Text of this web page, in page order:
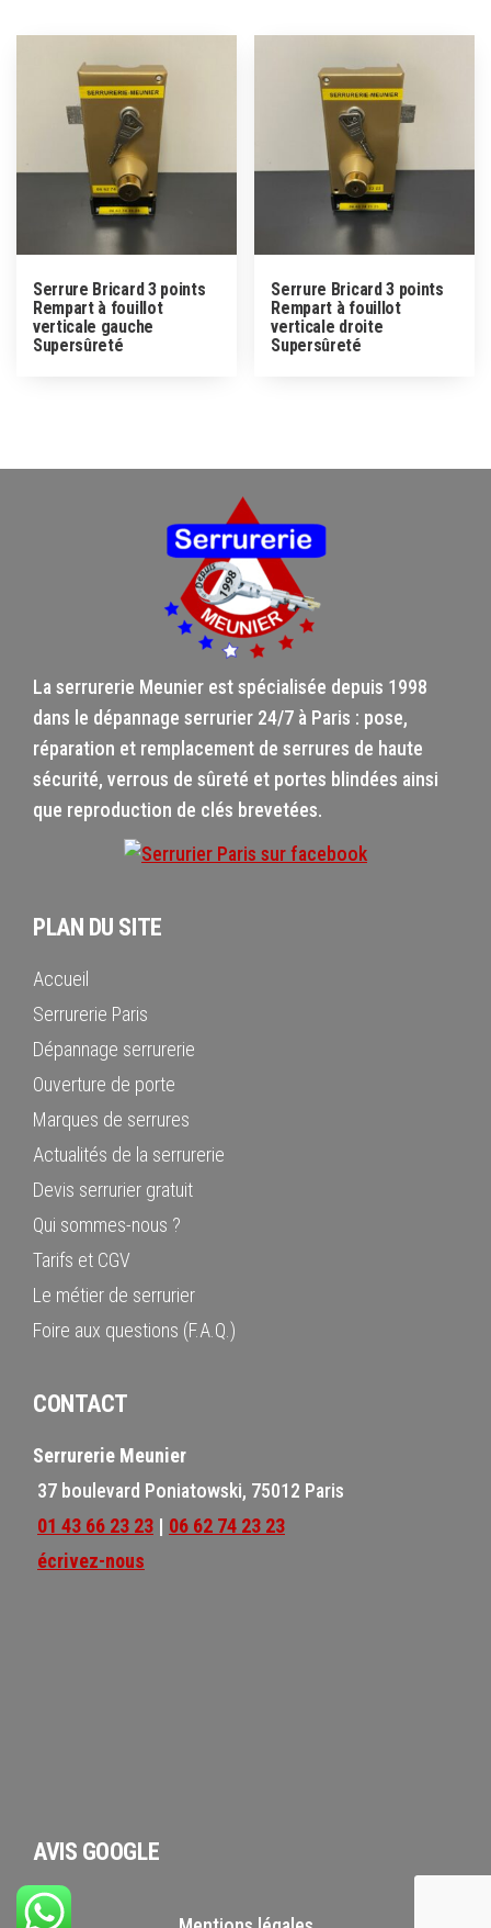
Serrure Bricard 3 points
Rempart à fouillot
verticale gauche
Supersûreté
Serrure Bricard 3 points
Rempart à fouillot
verticale droite
Supersûreté
La serrurerie Meunier est spécialisée depuis 1998
dans le dépannage serrurier 24/7 à Paris : pose,
réparation et remplacement de serrures de haute
sécurité, verrous de sûreté et portes blindées ainsi
que reproduction de clés brevetées.
PLAN DU SITE
Accueil
Serrurerie Paris
Dépannage serrurerie
Ouverture de porte
Marques de serrures
Actualités de la serrurerie
Devis serrurier gratuit
Qui sommes-nous ?
Tarifs et CGV
Le métier de serrurier
Foire aux questions (F.A.Q.)
CONTACT
Serrurerie Meunier
37 boulevard Poniatowski, 75012 Paris
01 43 66 23 23 | 06 62 74 23 23
écrivez-nous
AVIS GOOGLE